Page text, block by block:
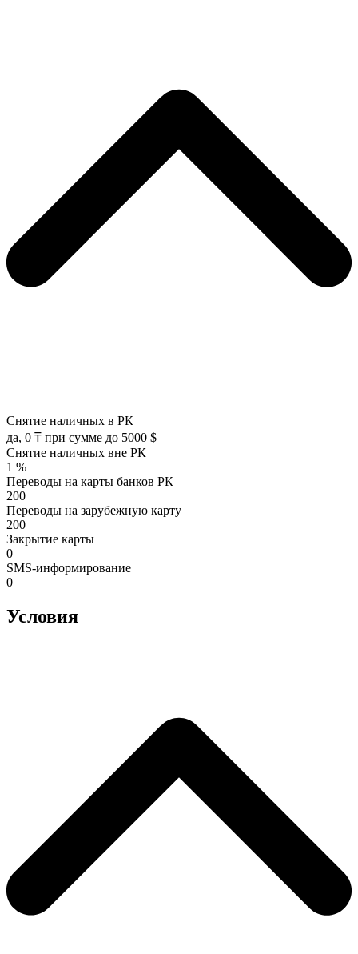
Снятие наличных в РК
да, 0 ₸ при сумме до 5000 $
Снятие наличных вне РК
1 %
Переводы на карты банков РК
200
Переводы на зарубежную карту
200
Закрытие карты
0
SMS-информирование
0
Условия